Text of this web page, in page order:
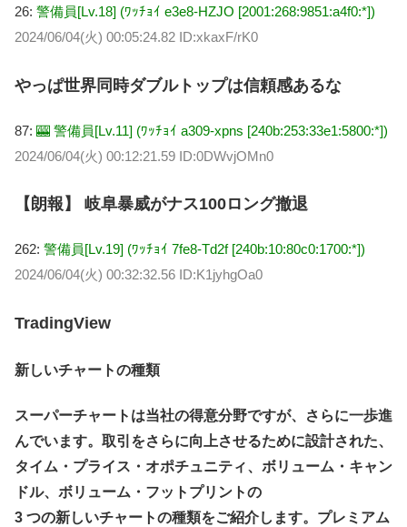
26: 警備員[Lv.18] (ﾜｯﾁｮｲ e3e8-HZJO [2001:268:9851:a4f0:*])
2024/06/04(火) 00:05:24.82 ID:xkaxF/rK0
やっぱ世界同時ダブルトップは信頼感あるな
87: 🎰 警備員[Lv.11] (ﾜｯﾁｮｲ a309-xpns [240b:253:33e1:5800:*])
2024/06/04(火) 00:12:21.59 ID:0DWvjOMn0
【朗報】 岐阜暴威がナス100ロング撤退
262: 警備員[Lv.19] (ﾜｯﾁｮｲ 7fe8-Td2f [240b:10:80c0:1700:*])
2024/06/04(火) 00:32:32.56 ID:K1jyhgOa0
TradingView
新しいチャートの種類
スーパーチャートは当社の得意分野ですが、さらに一歩進
んでいます。取引をさらに向上させるために設計された、
タイム・プライス・オポチュニティ、ボリューム・キャン
ドル、ボリューム・フットプリントの
3 つの新しいチャートの種類をご紹介します。プレミアム